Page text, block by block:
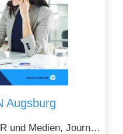
Augsburg
Marketing, Werbung und PR und Medien, Journalismus, Popkultur